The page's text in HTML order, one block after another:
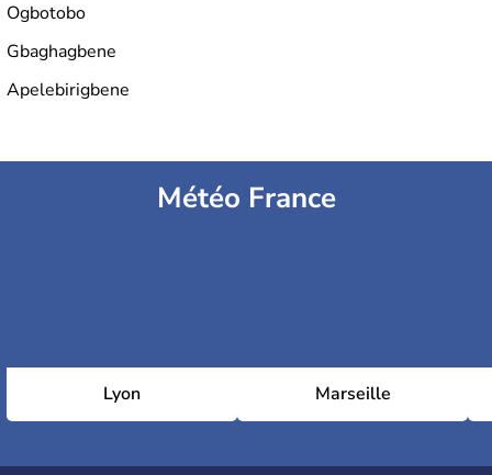
Ogbotobo
Gbaghagbene
Apelebirigbene
Météo France
Lyon Marseille